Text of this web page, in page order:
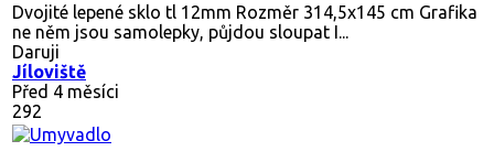
Dvojité lepené sklo tl 12mm Rozměr 314,5x145 cm Grafika
ne něm jsou samolepky, půjdou sloupat I...
Daruji
Jíloviště
Před 4 měsíci
292